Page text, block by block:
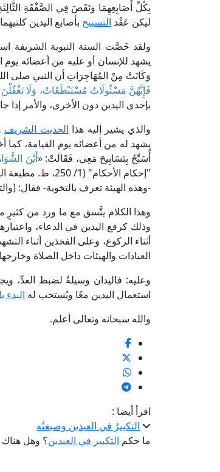
بِكُلِّ أَصَابِعِهِمَا وَنَقَصَ فِي الصَّفْقَةِ
ليكن عَقْد التسبيح بأصابع اليدين
ولقد خَصَّت السنة النبوية الشريفة
يشهد للإنسان أو عليه من أعضائه
وَكَانَتْ مِنْ المُهَاجِرَاتِ أن النبي صلى
فَإِنَّهُنَّ مَسْئُولَاتٌ مُسْتَنْطَقَاتٌ، وَلَا
بإحدى اليدين دون الأخرى، والأمر إذا
والذي يشير إليه هذا الحديث الشريف
يشهد له من أعضائه يوم القيامة،
أُسَبِّحُ بِتَسَابِيحَ مَعِي، فَقَالَتْ: «أَيْنَ
"إحكام الأحكام"
-وهذه الهيئة تعرف بالتخوية- فقال:
وهذا الكلام يتَّسق مع ما ورد من كثيرٍ
وذلك كرفع اليدين في الدعاء،
أثناء الركوع، وعلى الفخذين أثناء
العبادات والهيئات داخل الصلاة
وعليه: فاليدان وسيلةٌ لضبط العدِّ،
استعمال اليدين معًا ويُستحب له البدء
والله سبحانه وتعالى أعلم.
اقرأ أيضا :
التكبيرُ في العيدين وصيغتُه
ما حكم التكبير في العيدين؟ وهل